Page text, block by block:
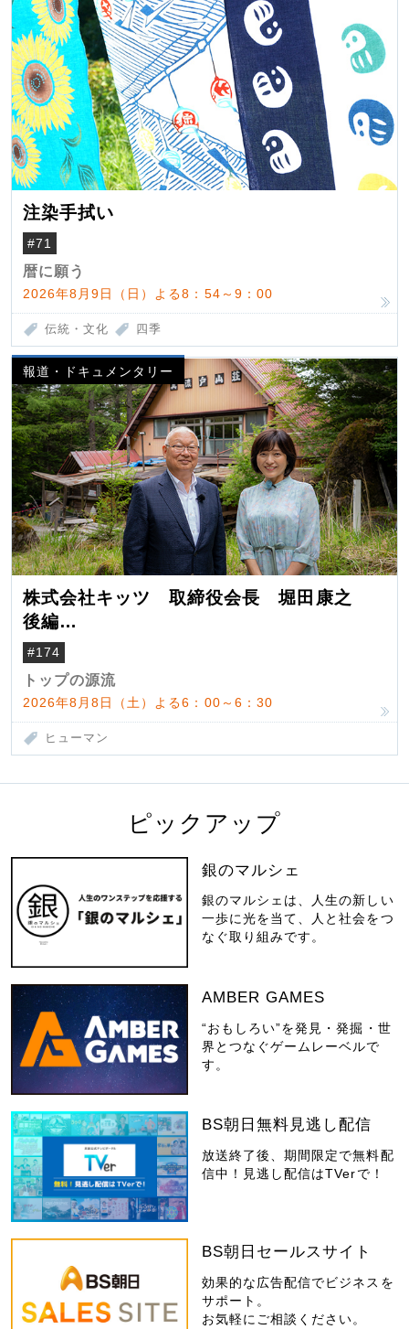
注染手拭い
#71
暦に願う
2026年8月9日（日）よる8：54～9：00
伝統・文化 四季
報道・ドキュメンタリー
株式会社キッツ 取締役会長 堀田康之
後編
米国駐在でも浮かんだ八ヶ岳 山小屋を営
んだ父母
#174
トップの源流
2026年8月8日（土）よる6：00～6：30
ヒューマン
ピックアップ
銀のマルシェ
銀のマルシェは、人生の新しい
一歩に光を当て、人と社会をつ
なぐ取り組みです。
AMBER GAMES
“おもしろい”を発見・発掘・世
界とつなぐゲームレーベルで
す。
BS朝日無料見逃し配信
放送終了後、期間限定で無料配
信中！見逃し配信はTVerで！
BS朝日セールスサイト
効果的な広告配信でビジネスを
サポート。
お気軽にご相談ください。